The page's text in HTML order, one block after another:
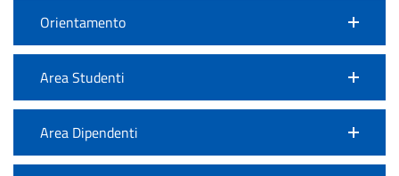
Orientamento
Area Studenti
Area Dipendenti